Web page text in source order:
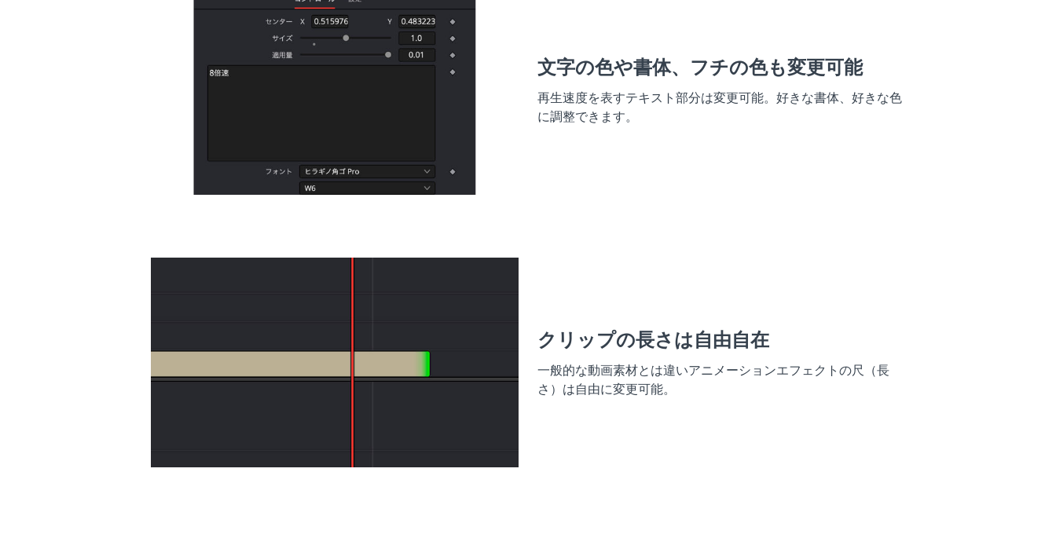
文字の色や書体、フチの色も変更可能
再生速度を表すテキスト部分は変更可能。好きな書体、好きな色
に調整できます。
クリップの長さは自由自在
一般的な動画素材とは違いアニメーションエフェクトの尺（長
さ）は自由に変更可能。